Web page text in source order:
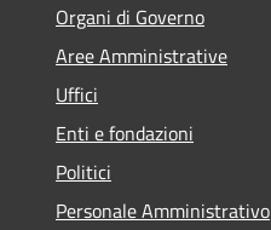
Organi di Governo
Aree Amministrative
Uffici
Enti e fondazioni
Politici
Personale Amministrativo